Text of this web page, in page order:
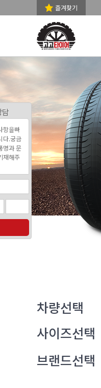
즐겨찾기
차량선택
사이즈선택
브랜드선택